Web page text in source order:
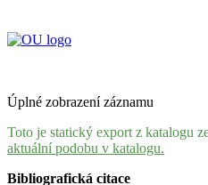
Úplné zobrazení záznamu
Toto je statický export z katalogu
aktuální podobu v katalogu.
Bibliografická citace